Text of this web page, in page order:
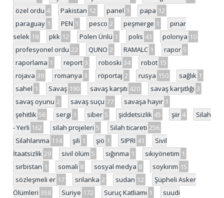
özel ordu 4 Pakistan 12 panel 1 papa 12
paraguay 1 PEN 1 pesco 2 peşmerge 1
pınar
selek 18 pkk 12 Polen Ünlü 1 polis 43 polonya 10
profesyonel ordu 22 QUNO 2 RAMALC 1 rapor 5
raporlama 1 report 3 roboski 34 robot 15
rojava 39 romanya 3 röportaj 2 rusya 150 sağlık 1
sahel 1 Savaş 190 savaş karşıtı 420 savaş karşıtlığı 3
savaş oyunu 2 savaş suçu 77 savaşa hayır 1
şehitlik 56 sergi 1 siber 5 şiddetsizlik 45 şiir 4
Silah
- Yerli 162 silah projeleri 5 Silah ticareti 256
Silahlanma 114 şili 1 şiö 1 SIPRI 41
Sivil
İtaatsizlik 29 sivil ölüm 5 sığınma 1 sıkıyönetim 1
sırbistan 1 somali 8 sosyal medya 8 soykırım 15
sözleşmeli er 17 srilanka 2 sudan 12
Şüpheli Asker
Ölümleri 358 Suriye 172 Suruç Katliamı 1
suudi